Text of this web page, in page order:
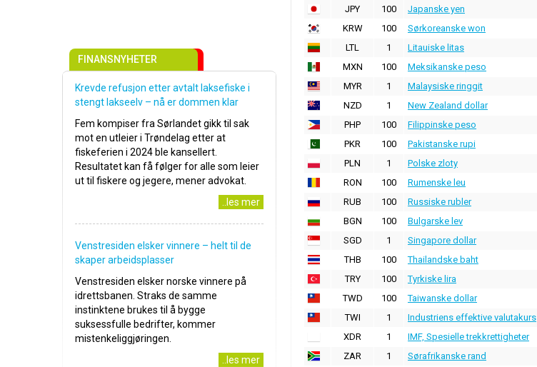
JPY
100 Japanske yen
KRW
100 Sørkoreanske won
LTL
1 Litauiske litas
MXN
100 Meksikanske peso
MYR
1 Malaysiske ringgit
NZD
1 New Zealand dollar
PHP
100 Filippinske peso
PKR
100 Pakistanske rupi
PLN
1 Polske zloty
RON
100 Rumenske leu
RUB
100 Russiske rubler
BGN
100 Bulgarske lev
SGD
1 Singapore dollar
THB
100 Thailandske baht
TRY
100 Tyrkiske lira
TWD
100 Taiwanske dollar
TWI
1 Industriens effektive valutakurs
XDR
1 IMF, Spesielle trekkrettigheter
ZAR
1 Sørafrikanske rand
FINANSNYHETER
Krevde refusjon etter avtalt laksefiske i
stengt lakseelv – nå er dommen klar
Fem kompiser fra Sørlandet gikk til sak
mot en utleier i Trøndelag etter at
fiskeferien i 2024 ble kansellert.
Resultatet kan få følger for alle som leier
ut til fiskere og jegere, mener advokat.
..les mer
Venstresiden elsker vinnere – helt til de
skaper arbeidsplasser
Venstresiden elsker norske vinnere på
idrettsbanen. Straks de samme
instinktene brukes til å bygge
suksessfulle bedrifter, kommer
mistenkeliggjøringen.
..les mer